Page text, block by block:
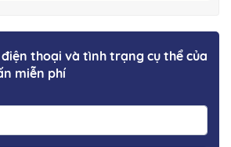
điện thoại và tình trạng cụ thể của
miễn phí